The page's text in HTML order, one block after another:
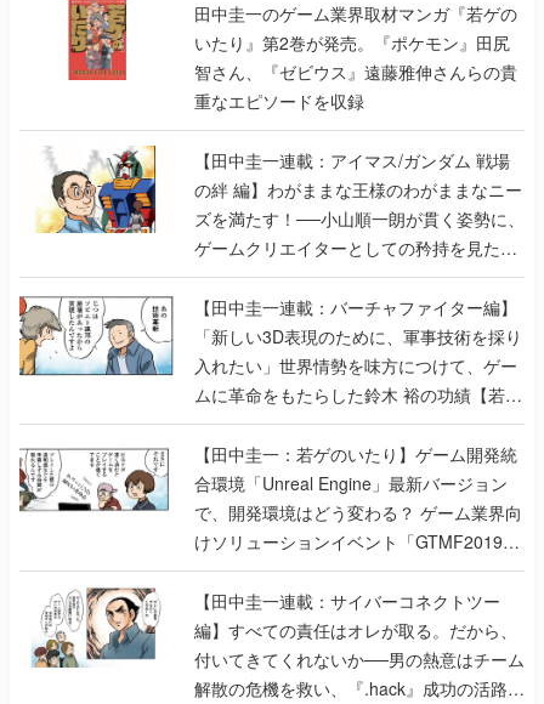
田中圭一のゲーム業界取材マンガ『若ゲの
いたり』第2巻が発売。『ポケモン』田尻
智さん、『ゼビウス』遠藤雅伸さんらの貴
重なエピソードを収録
【田中圭一連載：アイマス/ガンダム 戦場
の絆 編】わがままな王様のわがままなニー
ズを満たす！──小山順一朗が貫く姿勢に、
ゲームクリエイターとしての矜持を見た
【若ゲのいたり最終回】
【田中圭一連載：バーチャファイター編】
「新しい3D表現のために、軍事技術を採り
入れたい」世界情勢を味方につけて、ゲー
ムに革命をもたらした鈴木 裕の功績【若ゲ
のいたり】
【田中圭一：若ゲのいたり】ゲーム開発統
合環境「Unreal Engine」最新バージョン
で、開発環境はどう変わる？ ゲーム業界向
けソリューションイベント「GTMF2019」
に行って、より理解を深めよう【PR】
【田中圭一連載：サイバーコネクトツー
編】すべての責任はオレが取る。だから、
付いてきてくれないか──男の熱意はチーム
解散の危機を救い、『.hack』成功の活路を